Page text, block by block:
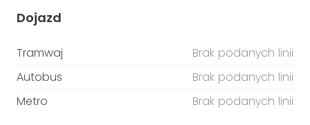
Dojazd
Tramwaj
Brak podanych linii
Autobus
Brak podanych linii
Metro
Brak podanych linii